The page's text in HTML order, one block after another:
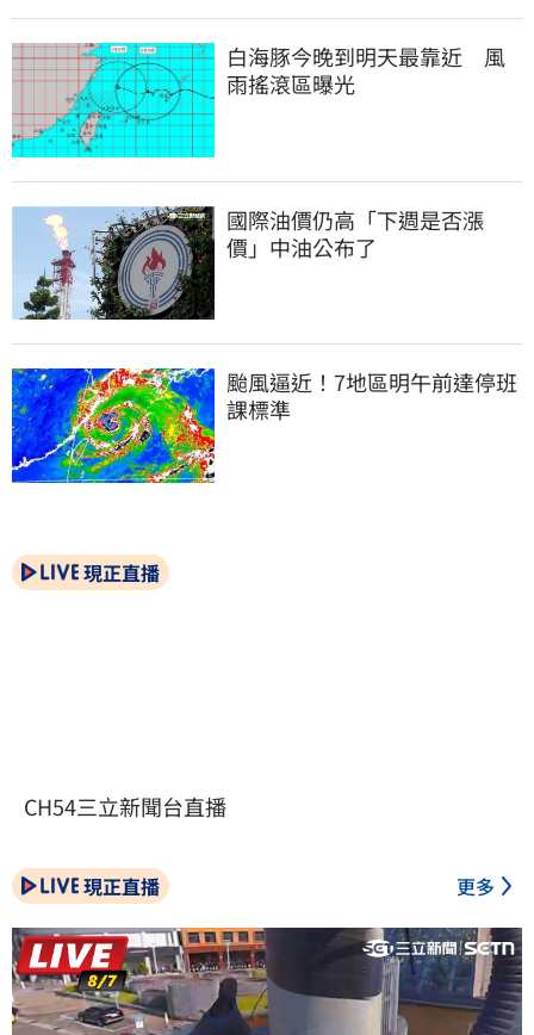
白海豚今晚到明天最靠近　風
雨搖滾區曝光
國際油價仍高「下週是否漲
價」中油公布了
颱風逼近！7地區明午前達停班
課標準
現正直播
CH54三立新聞台直播
現正直播 更多